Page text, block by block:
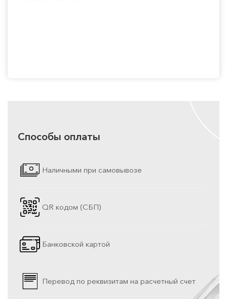
Способы оплаты
Наличными при самовывозе
QR кодом (СБП)
Банковской картой
Перевод по реквизитам на расчетный счет